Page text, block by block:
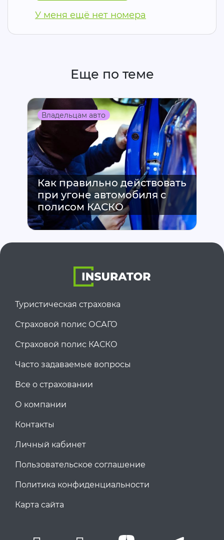
У меня ещё нет номера
Еще по теме
Владельцам авто
7 самых распространенных
причин отказа в выплате по
КАСКО и как их избежать
Туристическая страховка
Страховой полис ОСАГО
Страховой полис КАСКО
Часто задаваемые вопросы
Все о страховании
О компании
Контакты
Личный кабинет
Пользовательское соглашение
Политика конфиденциальности
Карта сайта